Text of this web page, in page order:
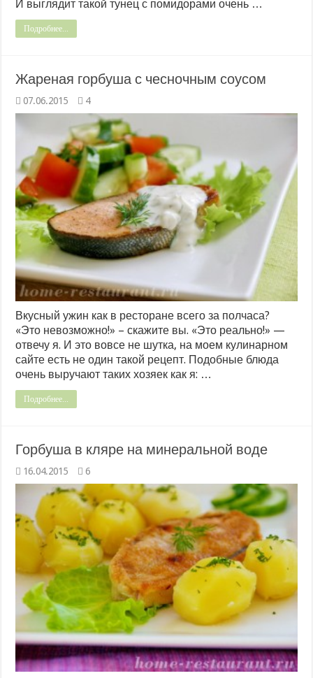
И выглядит такой тунец с помидорами очень …
Подробнее...
Жареная горбуша с чесночным соусом
07.06.2015 4
Вкусный ужин как в ресторане всего за полчаса?
«Это невозможно!» – скажите вы. «Это реально!» —
отвечу я. И это вовсе не шутка, на моем кулинарном
сайте есть не один такой рецепт. Подобные блюда
очень выручают таких хозяек как я: …
Подробнее...
Горбуша в кляре на минеральной воде
16.04.2015 6